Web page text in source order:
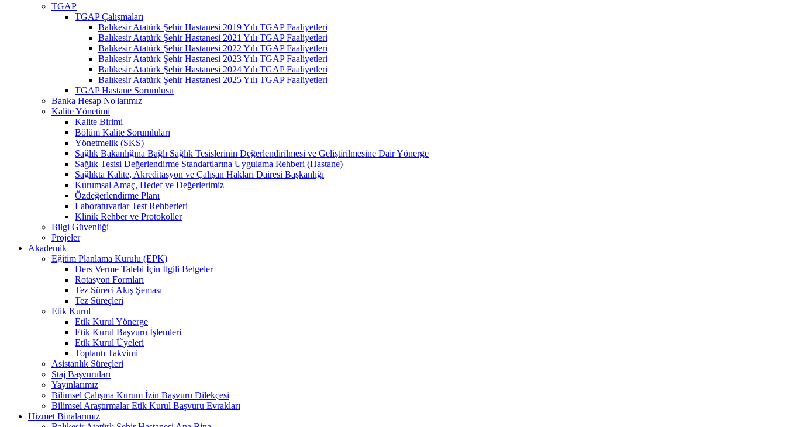
TGAP
TGAP Çalışmaları
Balıkesir Atatürk Şehir Hastanesi 2019 Yılı TGAP Faaliyetleri
Balıkesir Atatürk Şehir Hastanesi 2021 Yılı TGAP Faaliyetleri
Balıkesir Atatürk Şehir Hastanesi 2022 Yılı TGAP Faaliyetleri
Balıkesir Atatürk Şehir Hastanesi 2023 Yılı TGAP Faaliyetleri
Balıkesir Atatürk Şehir Hastanesi 2024 Yılı TGAP Faaliyetleri
Balıkesir Atatürk Şehir Hastanesi 2025 Yılı TGAP Faaliyetleri
TGAP Hastane Sorumlusu
Banka Hesap No'larımız
Kalite Yönetimi
Kalite Birimi
Bölüm Kalite Sorumluları
Yönetmelik (SKS)
Sağlık Bakanlığına Bağlı Sağlık Tesislerinin Değerlendirilmesi ve Geliştirilmesine Dair Yönerge
Sağlık Tesisi Değerlendirme Standartlarına Uygulama Rehberi (Hastane)
Sağlıkta Kalite, Akreditasyon ve Çalışan Hakları Dairesi Başkanlığı
Kurumsal Amaç, Hedef ve Değerlerimiz
Özdeğerlendirme Planı
Laboratuvarlar Test Rehberleri
Klinik Rehber ve Protokoller
Bilgi Güvenliği
Projeler
Akademik
Eğitim Planlama Kurulu (EPK)
Ders Verme Talebi İçin İlgili Belgeler
Rotasyon Formları
Tez Süreci Akış Şeması
Tez Süreçleri
Etik Kurul
Etik Kurul Yönerge
Etik Kurul Başvuru İşlemleri
Etik Kurul Üyeleri
Toplantı Takvimi
Asistanlık Süreçleri
Staj Başvuruları
Yayınlarımız
Bilimsel Çalışma Kurum İzin Başvuru Dilekçesi
Bilimsel Araştırmalar Etik Kurul Başvuru Evrakları
Hizmet Binalarımız